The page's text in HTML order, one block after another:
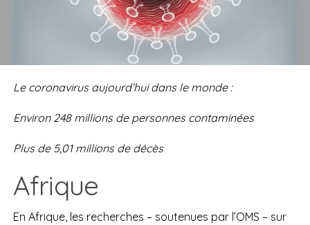
Le coronavirus aujourd’hui dans le monde :
Environ 248 millions de personnes contaminées
Plus de 5,01 millions de décès
Afrique
En Afrique, les recherches – soutenues par l’OMS – sur